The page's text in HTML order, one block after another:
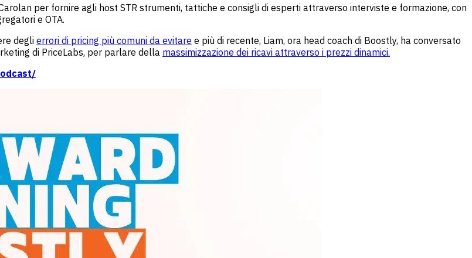
per fornire agli host STR strumenti, tattiche e consigli di esperti attraverso interviste e formazione, con
e OTA.
degli errori di pricing più comuni da evitare e più di recente, Liam, ora head coach di Boostly, ha conversato
di PriceLabs, per parlare della massimizzazione dei ricavi attraverso i prezzi dinamici.